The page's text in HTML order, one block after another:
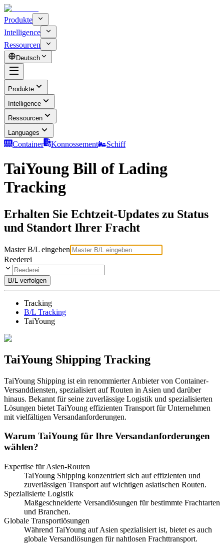
Produkte
Intelligence
Ressourcen
Deutsch
Produkte
Intelligence
Ressourcen
Languages
Container Konnossement Schiff
TaiYoung Bill of Lading
Tracking
Erhalten Sie Echtzeit-Updates zu Status
und Standort Ihrer Fracht
Master B/L eingeben
Reederei
B/L verfolgen
Tracking
B/L Tracking
TaiYoung
TaiYoung Shipping Tracking
TaiYoung Shipping ist ein renommierter Anbieter von Container-
Versanddiensten, spezialisiert auf Routen in Asien und darüber
hinaus. Bekannt für seine zuverlässige Logistik und spezialisierten
Lösungen bietet TaiYoung effizienten Transport für Unternehmen
mit vielfältigen Versandanforderungen.
Warum TaiYoung für Ihre Versandanforderungen
wählen?
Expertise für Asien-Routen
TaiYoung Shipping konzentriert sich auf effizienten und
zuverlässigen Transport auf wichtigen asiatischen Routen.
Spezialisierte Logistik
Maßgeschneiderte Versandlösungen für bestimmte Frachtarten
und Branchen.
Globale Transportlösungen
Während TaiYoung auf Asien spezialisiert ist, bietet es auch
globale Versandlösungen für nahtlosen Frachttransport.